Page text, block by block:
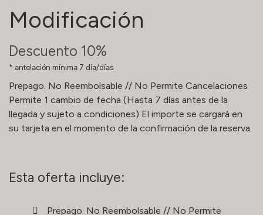
Modificación
Descuento 10%
antelación mínima 7 día/días
Prepago. No Reembolsable // No Permite Cancelaciones
Permite 1 cambio de fecha (Hasta 7 días antes de la
llegada y sujeto a condiciones) El importe se cargará en
su tarjeta en el momento de la confirmación de la reserva.
Esta oferta incluye:
Prepago. No Reembolsable // No Permite